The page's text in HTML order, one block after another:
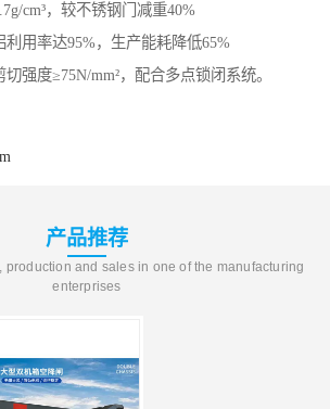
cm³，较不锈钢门减重40%
利用率达95%，生产能耗降低65%
强度≥75N/mm²，配合多点锁闭系统。
产品推荐
production and sales in one of the manufacturing
enterprises